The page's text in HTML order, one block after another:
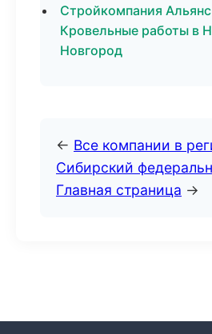
Стройкомпания
Кровельные работы в
Новгород
← Все компании в
Сибирский
Главная страница →